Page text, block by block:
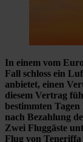
In einem vom
Fall schloss ein
anbietet, einen
diesem Vertrag
bestimmten
nach Bezahlung
Zwei Fluggäste
Flug von